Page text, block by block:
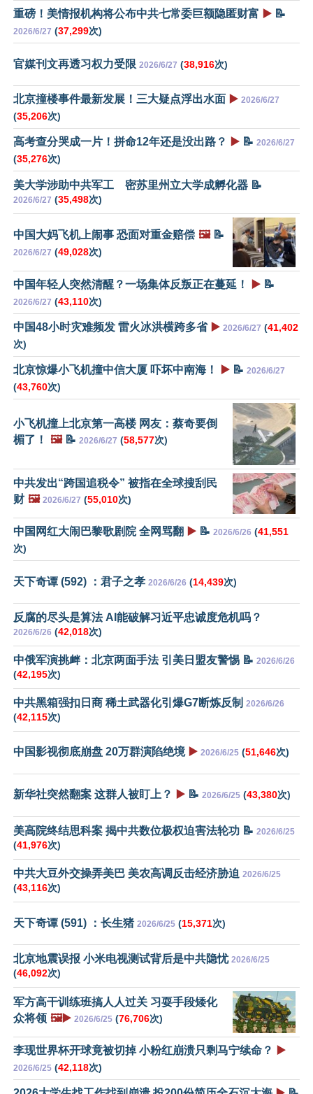
重磅！美情报机构将公布中共七常委巨额隐匿财富 ▶️ 📝
2026/6/27 (37,299次)
官媒刊文再透习权力受限 2026/6/27 (38,916次)
北京撞楼事件最新发展！三大疑点浮出水面 ▶️ 2026/6/27
(35,206次)
高考查分哭成一片！拼命12年还是没出路？ ▶️ 📝 2026/6/27
(35,276次)
美大学涉助中共军工 密苏里州立大学成孵化器 📝
2026/6/27 (35,498次)
中国大妈飞机上闹事 恐面对重金赔偿 🖼️📝
2026/6/27 (49,028次)
中国年轻人突然清醒？一场集体反叛正在蔓延！ ▶️ 📝
2026/6/27 (43,110次)
中国48小时灾难频发 雷火冰洪横跨多省 ▶️ 2026/6/27 (41,402
次)
北京惊爆小飞机撞中信大厦 吓坏中南海！ ▶️ 📝 2026/6/27
(43,760次)
小飞机撞上北京第一高楼 网友：蔡奇要倒
楣了！
🖼️📝 2026/6/27 (58,577次)
中共发出“跨国追税令” 被指在全球搜刮民
财 🖼️ 2026/6/27 (55,010次)
中国网红大闹巴黎歌剧院 全网骂翻 ▶️ 📝 2026/6/26 (41,551
次)
天下奇谭 (592) ：君子之孝 2026/6/26 (14,439次)
反腐的尽头是算法 AI能破解习近平忠诚度危机吗？
2026/6/26 (42,018次)
中俄军演挑衅：北京两面手法 引美日盟友警惕 📝 2026/6/26
(42,195次)
中共黑箱强扣日商 稀土武器化引爆G7断炼反制 2026/6/26
(42,115次)
中国影视彻底崩盘 20万群演陷绝境 ▶️ 2026/6/25 (51,646次)
新华社突然翻案 这群人被盯上？ ▶️ 📝 2026/6/25 (43,380次)
美高院终结思科案 揭中共数位极权迫害法轮功 📝 2026/6/25
(41,976次)
中共大豆外交操弄美巴 美农高调反击经济胁迫 2026/6/25
(43,116次)
天下奇谭 (591) ：长生猪 2026/6/25 (15,371次)
北京地震误报 小米电视测试背后是中共隐忧 2026/6/25
(46,092次)
军方高干训练班搞人人过关 习耍手段矮化
众将领 🖼️▶️ 2026/6/25 (76,706次)
李现世界杯开球竟被切掉 小粉红崩溃只剩马宁续命？ ▶️
2026/6/25 (42,118次)